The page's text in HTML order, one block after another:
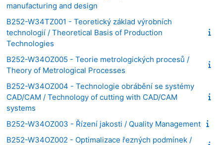
manufacturing and design
B252-W34TZ001 - Teoretický základ výrobních
technologií / Theoretical Basis of Production
Technologies
B252-W34OZ005 - Teorie metrologických procesů /
Theory of Metrological Processes
B252-W34OZ004 - Technologie obrábění se systémy
CAD/CAM / Technology of cutting with CAD/CAM
systems
B252-W34OZ003 - Řízení jakosti / Quality Management
B252-W34OZ002 - Optimalizace řezných podmínek /